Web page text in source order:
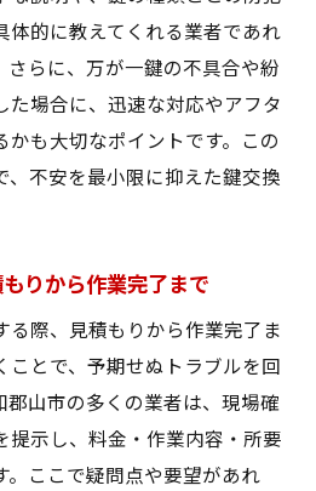
体的に教えてくれる業者であれ
さらに、万が一鍵の不具合や紛
た場合に、迅速な対応やアフタ
かも大切なポイントです。この
、不安を最小限に抑えた鍵交換
りから作業完了まで
る際、見積もりから作業完了ま
ことで、予期せぬトラブルを回
郡山市の多くの業者は、現場確
提示し、料金・作業内容・所要
。ここで疑問点や要望があれ